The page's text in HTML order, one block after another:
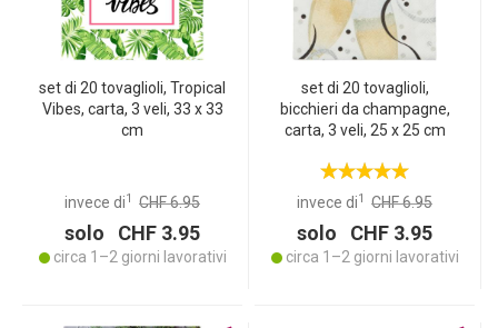
set di 20 tovaglioli, Tropical
Vibes, carta, 3 veli, 33 x 33
cm
invece di1 CHF 6.95
solo CHF 3.95
circa 1–2 giorni lavorativi
set di 20 tovaglioli,
bicchieri da champagne,
carta, 3 veli, 25 x 25 cm
invece di1 CHF 6.95
solo CHF 3.95
circa 1–2 giorni lavorativi